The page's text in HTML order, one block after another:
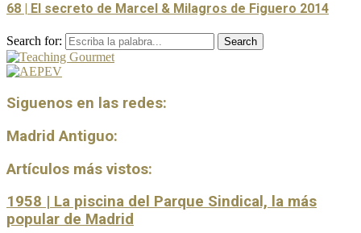
68 | El secreto de Marcel & Milagros de Figuero 2014
Search for: Search
Siguenos en las redes:
Madrid Antiguo:
Artículos más vistos:
1958 | La piscina del Parque Sindical, la más
popular de Madrid